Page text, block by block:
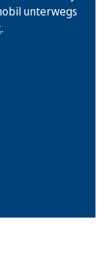
unterwegs
.